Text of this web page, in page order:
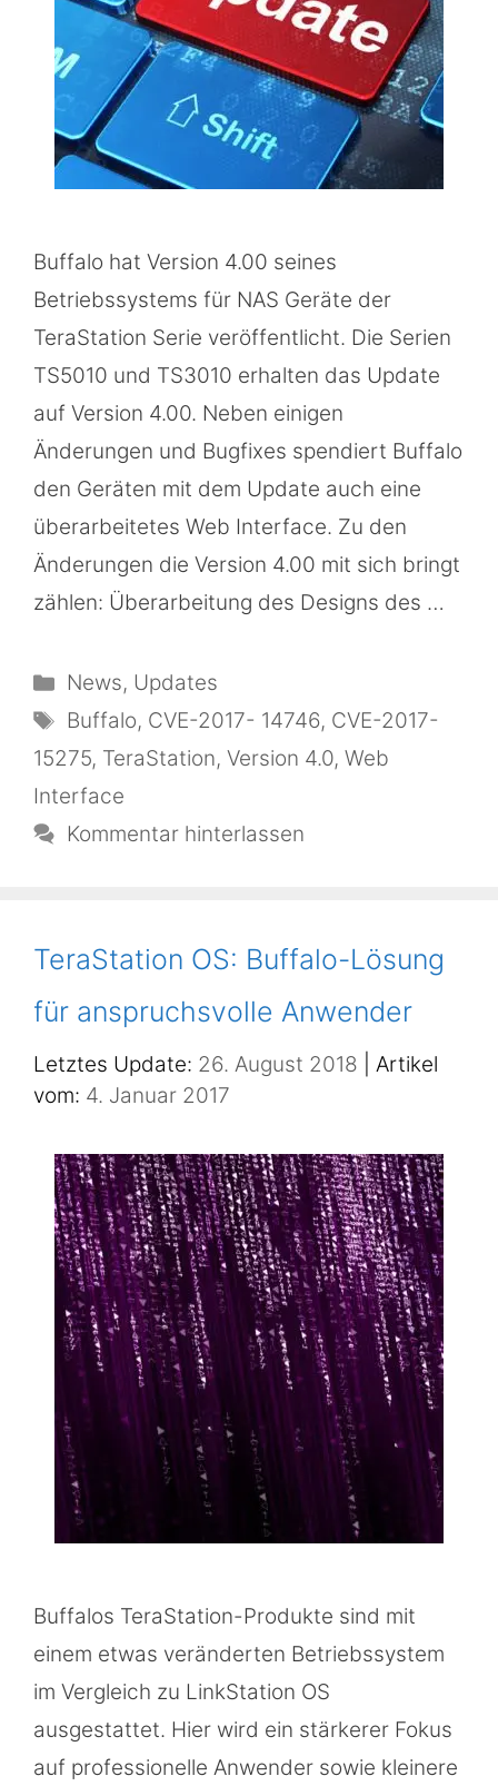
Buffalo hat Version 4.00 seines
Betriebssystems für NAS Geräte der
TeraStation Serie veröffentlicht. Die Serien
TS5010 und TS3010 erhalten das Update
auf Version 4.00. Neben einigen
Änderungen und Bugfixes spendiert Buffalo
den Geräten mit dem Update auch eine
überarbeitetes Web Interface. Zu den
Änderungen die Version 4.00 mit sich bringt
zählen: Überarbeitung des Designs des …
Kategorien
News, Updates
Schlagwörter
Buffalo, CVE-2017- 14746, CVE-2017-
15275, TeraStation, Version 4.0, Web
Interface
Kommentar hinterlassen
TeraStation OS: Buffalo-Lösung
für anspruchsvolle Anwender
26. August 2018
4. Januar 2017
Buffalos TeraStation-Produkte sind mit
einem etwas veränderten Betriebssystem
im Vergleich zu LinkStation OS
ausgestattet. Hier wird ein stärkerer Fokus
auf professionelle Anwender sowie kleinere